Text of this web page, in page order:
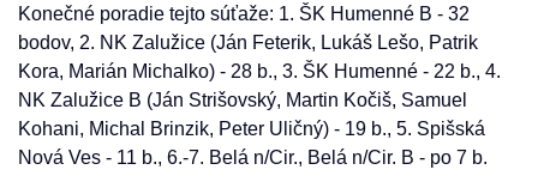
Konečné poradie tejto súťaže: 1. ŠK Humenné B - 32
bodov, 2. NK Zalužice (Ján Feterik, Lukáš Lešo, Patrik
Kora, Marián Michalko) - 28 b., 3. ŠK Humenné - 22 b., 4.
NK Zalužice B (Ján Strišovský, Martin Kočiš, Samuel
Kohani, Michal Brinzik, Peter Uličný) - 19 b., 5. Spišská
Nová Ves - 11 b., 6.-7. Belá n/Cir., Belá n/Cir. B - po 7 b.